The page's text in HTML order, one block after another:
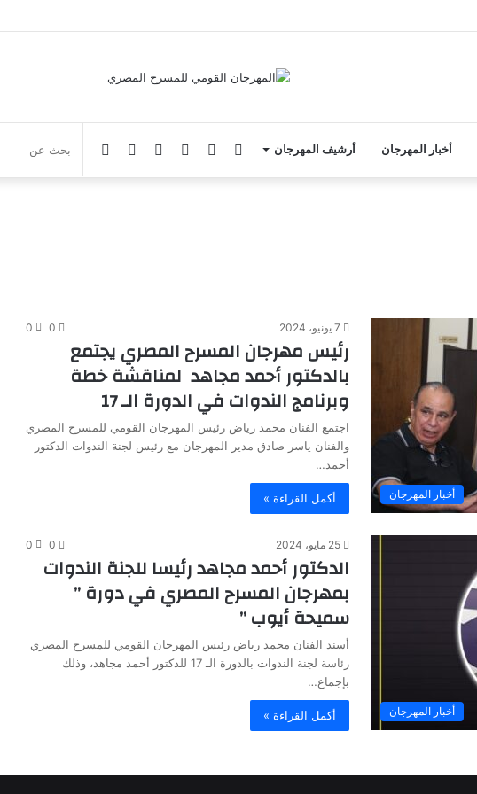
أخبار المهرجان أرشيف المهرجان الوضع‏Googleانستقرام يوتيوبفيسبوك
أخبار المهرجان
7 يونيو، 2024 0
0
رئيس مهرجان المسرح المصري يجتمع
بالدكتور أحمد مجاهد لمناقشة خطة
وبرنامج الندوات في الدورة الـ 17
اجتمع الفنان محمد رياض رئيس المهرجان القومي للمسرح المصري
والفنان ياسر صادق مدير المهرجان مع رئيس لجنة الندوات الدكتور
أحمد…
أكمل القراءة »
أخبار المهرجان
25 مايو، 2024 0
0
الدكتور أحمد مجاهد رئيسا للجنة الندوات
بمهرجان المسرح المصري في دورة ”
سميحة أيوب ”
أسند الفنان محمد رياض رئيس المهرجان القومي للمسرح المصري
رئاسة لجنة الندوات بالدورة الـ 17 للدكتور أحمد مجاهد، وذلك
بإجماع…
أكمل القراءة »